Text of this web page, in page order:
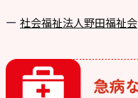
社会福祉法人野田福祉会